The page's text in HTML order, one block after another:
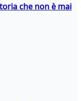
che non è mai